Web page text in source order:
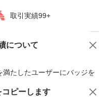
取引実績99+
について
たしたユーザーにバッジを
商品への質問
コピーします